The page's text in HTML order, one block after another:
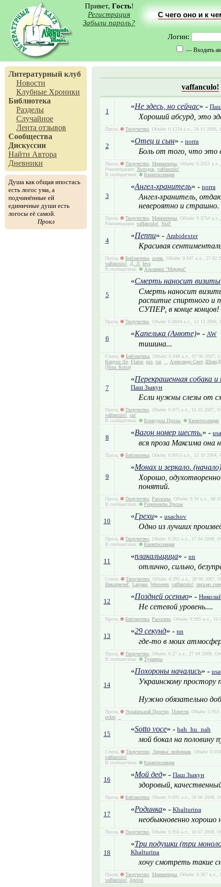
Привет, Гость!
Регистрация
Забыли пароль?
С чего оно и к
Логин:
— Входить
Литературный клуб
Новости
Клубные Хроники
Библиотека
Разделы
Случайное
Лента отзывов
Сообщества
Дискуссии
Найти Автора
Дневники
Душа как общая ипостась
есть логос ума, а
подчинённые ей
единичные души есть
логосы её самой.
Прокл
vaffanculo!
1
«Не здесь, но сейчас» -
Хороший абсурд, это
Проза, Творчество , Объём: 0.1234 а.л., 24 11
2
«Отец и сын» - norra
Боль от того, что это
Проза, Творчество Миниатюры , Объём: 0.2021
Рекомендации: Холодок vaffanculo!
В сообществах:
Квинтэссенция
3
«Ангел-хранитель» - norra
Ангел-хранитель,
невероятно и страшно.
Проза, Творчество Миниатюры , Объём: 0.3754
Рекомендации: vaffanculo! SkiF
4
«Пеппи» - Ambidexter
Красивая
Проза, Библиотека осень , Объём: 0.647 а.л., 27 02
vaffanculo!
Д. Л
Ieva
В сообществах:
Альманах "Мирари"
5
«Смерть наносит визиты
Смерть наносит
распитие спиртного и
СУПЕР, в конце концов!
Проза, Творчество , Объём: 0.6684 а.л., 12 12
6
«Капелька (Анюте)» - AW
тишина...
Стихи, Библиотека , Объём: 0.048 а.л., 07 06 2007,
Кицунэ Ли Flame pro cut Александр Свет,
(Nina_Rotta)
7
«Перекрашенная собака и
Паш Зыкун
Если нужны слезы от
Проза, Творчество , Объём: 0.475 а.л., 15 02 2007,
vaffanculo!
cut
В сообществах:
Конкурсы Прозы Квинтэссенция
8
«Вагон номер шесть.» -
вся проза Максима она
Проза, Библиотека , Объём: 0.8953 а.л., 12 10
9
«Монах и зеркало. (начало)
Хорошо,
понятий.
Проза, Творчество Рассказы , Объём: 0.59 а.л., 08
В сообществах:
Рецензенты Прозы
10
«Грехи» - usachov
Одно из лучших
Проза, Творчество , Объём: 0.562 а.л., 17 04 2008,
В сообществах:
Квинтэссенция
11
«плакальщица» - nn
отлично, сильно,
Стихи, Творчество , Объём: 0.095 а.л., 28 08 2007,
НикатинчеГ, Lanjane Wenween vaffanculo! письмо
12
«Поздней осенью» -
Не сетевой уровень....
Проза, Библиотека Рассказы , Объём: 0.995 а.л., 16
13
«29 секунд» - nn
где-то в моих
Проза, Творчество , Объём: 0.27 а.л., 27 04 2008,
В сообществах:
Турниры
14
«Похороны начались» -
Украинскому простору
Нужно обязательно
Проза, Український Простір Повести , Объём:
ocker,
15
«Sotto voce» - hah_hu_nah
мой бокал на половину
Стихи, Творчество Лирика: любовная , Объём:
vaffanculo!
В сообществах:
Квинтэссенция
16
«Мой дед» - Паш Зыкун
здоровый,
Проза, Библиотека , Объём: 0.091 а.л., 29 06 2008,
17
«Родинка» - Khalturina
необыкновенно хорошо
Проза, Творчество , Объём: 0.956 а.л., 10 07 2008,
18
«Три подушки (три
Khalturina
хочу смотреть такие
Проза, Творчество Миниатюры , Объём: 0.367 а.л.,
vaffanculo!
Apriori